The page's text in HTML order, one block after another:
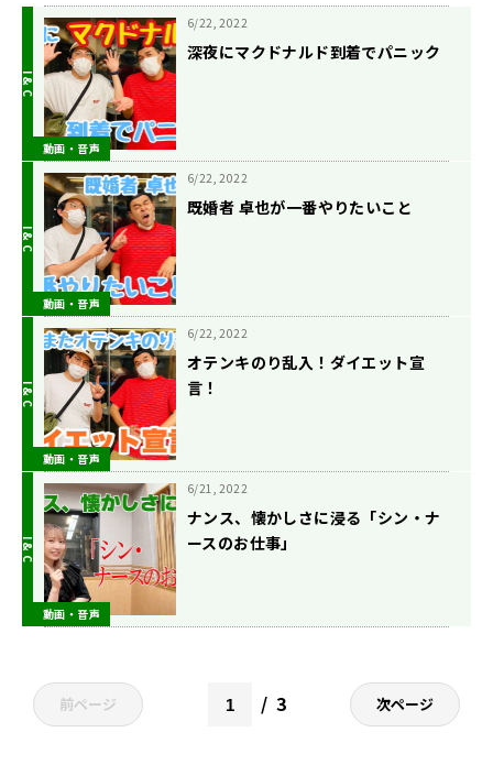
動画・音声
6/22, 2022
深夜にマクドナルド到着でパニック
動画・音声
6/22, 2022
既婚者 卓也が一番やりたいこと
動画・音声
6/22, 2022
オテンキのり乱入！ダイエット宣
言！
動画・音声
6/21, 2022
ナンス、懐かしさに浸る「シン・ナ
ースのお仕事」
前ページ 3 次ページ